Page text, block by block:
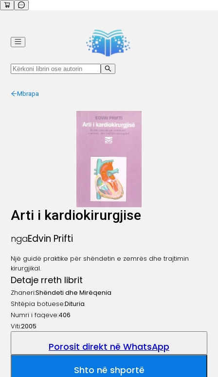
Mbrapa
Arti i kardiokirurgjise
ngaEdvin Prifti
Një guidë praktike për shëndetin e zemrës dhe trajtimin
kirurgjikal.
Detaje rreth librit
Zhaneri:Shëndeti dhe Mirëqenia
Shtëpia botuese:Dituria
Numri i faqeve:406
Viti:2005
Porosit direkt në WhatsApp
Shto në shportë